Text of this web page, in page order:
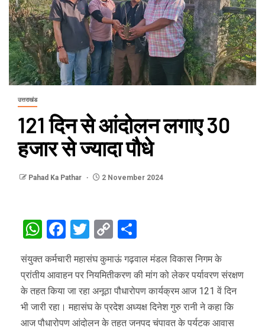
उत्तराखंड
121 दिन से आंदोलन लगाए 30
हजार से ज्यादा पौधे
Pahad Ka Pathar 2 November 2024
WhatsApp
Facebook
Twitter
Copy
Link
संयुक्त कर्मचारी महासंघ कुमाऊं गढ़वाल मंडल विकास निगम के
प्रांतीय आवाहन पर नियमितीकरण की मांग को लेकर पर्यावरण संरक्षण
के तहत किया जा रहा अनूठा पौधारोपण कार्यक्रम आज 121 वें दिन
भी जारी रहा। महासंघ के प्रदेश अध्यक्ष दिनेश गुरु रानी ने कहा कि
आज पौधारोपण आंदोलन के तहत जनपद चंपावत के पर्यटक आवास